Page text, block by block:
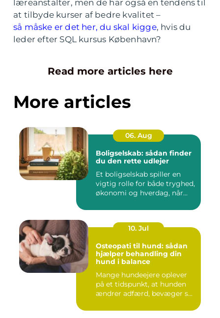
læreanstalter, men de har også en tendens til
at tilbyde kurser af bedre kvalitet –
så måske er det her, du skal kigge, hvis du
leder efter SQL kursus København?
Read more articles here
More articles
06. Aug
Boligselskab: sådan finder
du den rette udlejer
Et boligselskab spiller en
vigtig rolle for både tryghed,
økonomi og hverdag, når...
10. Jul
Osteopati til hund: sådan
hjælper behandling din
hund i balance
Mange hundeejere oplever
på et tidspunkt, at hunden
ændrer adfærd, bevæger s...